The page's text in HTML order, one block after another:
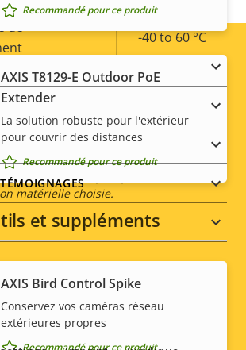
propriété
de
-40 to 60 °C
Oui
IP IP66
techniques peuvent varier en
matérielle choisie.
Recommandé pour ce produit
AXIS T8129-E Outdoor PoE
Extender
La solution robuste pour l'extérieur
pour couvrir des distances
Recommandé pour ce produit
et suppléments
AXIS Bird Control Spike
Conservez vos caméras réseau
extérieures propres
Social